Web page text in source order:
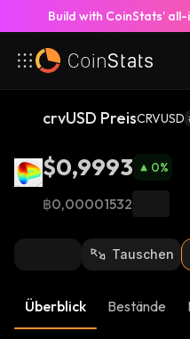
Build with CoinStats’
crvUSD PreisCRVUSD
$0,9993 0%
฿0,00001532
Tauschen
Überblick Bestände